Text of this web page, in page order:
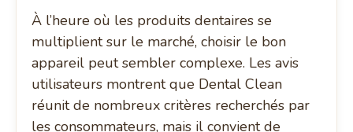
À l’heure où les produits dentaires se
multiplient sur le marché, choisir le bon
appareil peut sembler complexe. Les avis
utilisateurs montrent que Dental Clean
réunit de nombreux critères recherchés par
les consommateurs, mais il convient de